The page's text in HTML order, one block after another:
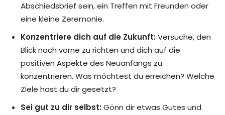
Abschiedsbrief sein, ein Treffen mit Freunden oder
eine kleine Zeremonie.
Konzentriere dich auf die Zukunft:Versuche, den
Blick nach vorne zu richten und dich auf die
positiven Aspekte des Neuanfangs zu
konzentrieren. Was möchtest du erreichen? Welche
Ziele hast du dir gesetzt?
Sei gut zu dir selbst:Gönn dir etwas Gutes und